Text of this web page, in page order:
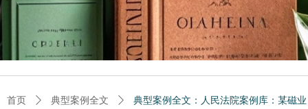
首页 ꄲ 典型案例全文 ꄲ 典型案例全文：人民法院案例库：某磁业